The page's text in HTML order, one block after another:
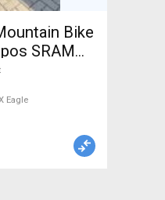
Bike
SRAM
ELADÓ
Eagle